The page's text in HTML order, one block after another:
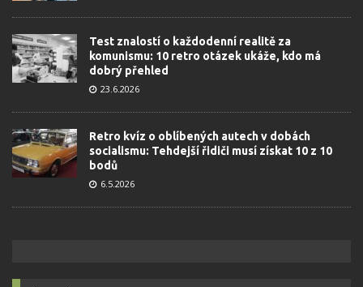
Test znalostí o každodenní realitě za
komunismu: 10 retro otázek ukáže, kdo má
dobrý přehled
23.6.2026
Retro kvíz o oblíbených autech v dobách
socialismu: Tehdejší řidiči musí získat 10 z 10
bodů
6.5.2026